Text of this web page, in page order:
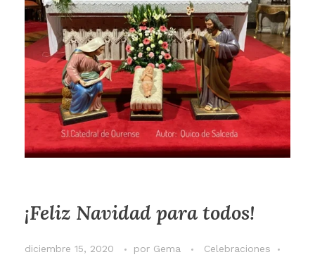
¡Feliz Navidad para todos!
diciembre 15, 2020 por Gema
Celebraciones